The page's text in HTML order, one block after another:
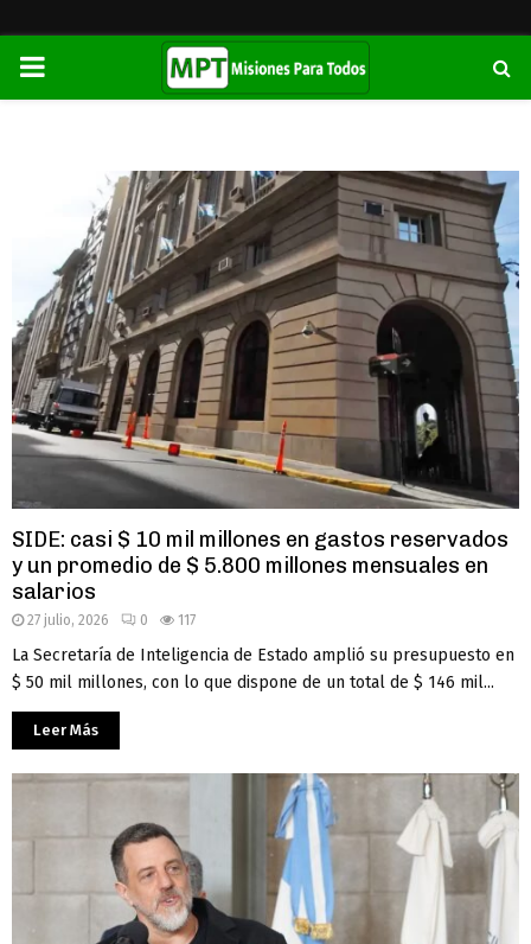
PRIMARY
SIDE: casi $ 10 mil millones en gastos reservados
y un promedio de $ 5.800 millones mensuales en
salarios
27 julio, 2026 0 117
La Secretaría de Inteligencia de Estado amplió su presupuesto en
$ 50 mil millones, con lo que dispone de un total de $ 146 mil...
Leer Más